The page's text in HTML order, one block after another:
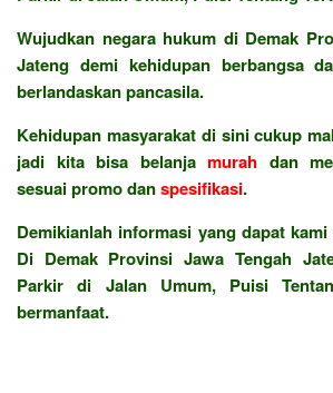
Wujudkan negara hukum di Demak
Jateng demi kehidupan berbangsa
berlandaskan pancasila.
Kehidupan masyarakat di sini cukup
jadi kita bisa belanjamurah dan
sesuai promo danspesifikasi.
Demikianlah informasi yang dapat
Di Demak Provinsi Jawa Tengah
Parkir di Jalan Umum, Puisi
bermanfaat.